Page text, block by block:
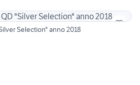
Knaus Sudwind 420 QD "Silver Selection" anno 2018